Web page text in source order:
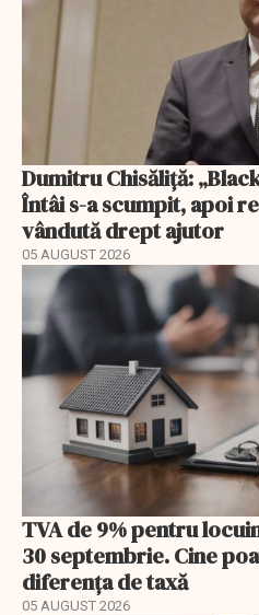
Dumitru Chisăliță:
Întâi s-a scumpit, apoi
vândută drept ajutor
05 AUGUST 2026
TVA de 9% pentru
30 septembrie. Cine
diferența de taxă
05 AUGUST 2026